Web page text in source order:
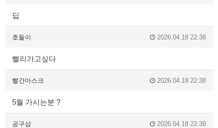
딥
호돌이 2026.04.18 22:38
빨리가고싶다
빨간마스크 2026.04.18 22:38
5월 가시는분 ?
공구삼 2026.04.18 22:39